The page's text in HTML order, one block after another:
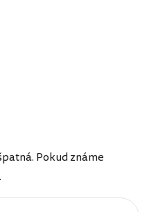
Pokud známe